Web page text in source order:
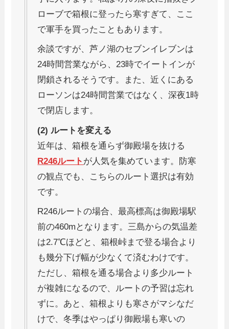
ローブで箱根に登ったら寒すぎて、ここ
で軍手を買ったこともあります。
余談ですが、芦ノ湖のセブンイレブンは
24時間営業ながら、23時でイートインが
閉鎖されるそうです。また、近くにある
ローソンは24時間営業ではなく、深夜1時
で閉店します。
(2) ルートを変える
近年は、箱根を通らず御殿場を抜ける
R246ルート が人気を集めています。防寒
の観点でも、こちらのルート選択は有効
です。
R246ルートの場合、最高標高は御殿場駅
前の460mとなります。三島からの気温差
は2.7℃ほどと、箱根峠まで登る場合より
も幾分下げ幅が少なくて済むわけです。
ただし、箱根を通る場合より多少ルート
が複雑になるので、ルートの予習は忘れ
ずに。あと、箱根よりも寒さがマシなだ
けで、冬季はやっぱり御殿場も寒いの